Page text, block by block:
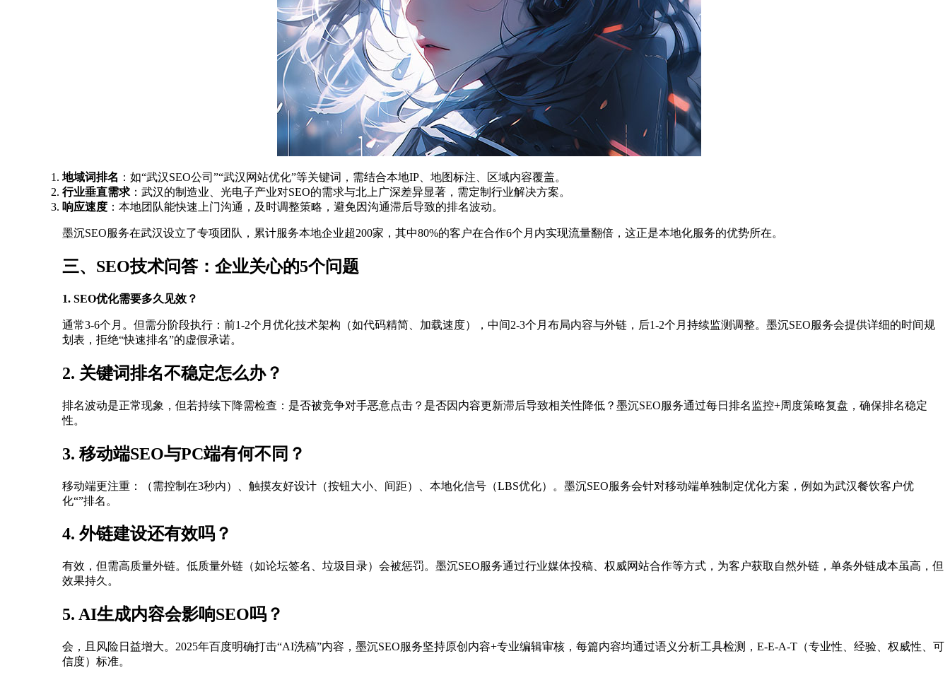
地域词排名 ：如“武汉SEO公司”“武汉网站优化”等关键词，需结合本地IP、地图标注、区域内容覆盖。
行业垂直需求 ：武汉的制造业、光电子产业对SEO的需求与北上广深差异显著，需定制行业解决方案。
响应速度 ：本地团队能快速上门沟通，及时调整策略，避免因沟通滞后导致的排名波动。
墨沉SEO服务在武汉设立了专项团队，累计服务本地企业超200家，其中80%的客户在合作6个月内实现流量翻倍，这正是本地化服务的优势所在。
三、SEO技术问答：企业关心的5个问题
1. SEO优化需要多久见效？
通常3-6个月。但需分阶段执行：前1-2个月优化技术架构（如代码精简、加载速度），中间2-3个月布局内容与外链，后1-2个月持续监测调整。墨沉SEO服务会提供详细的时间规
划表，拒绝“快速排名”的虚假承诺。
2. 关键词排名不稳定怎么办？
排名波动是正常现象，但若持续下降需检查：是否被竞争对手恶意点击？是否因内容更新滞后导致相关性降低？墨沉SEO服务通过每日排名监控+周度策略复盘，确保排名稳定
性。
3. 移动端SEO与PC端有何不同？
移动端更注重：（需控制在3秒内）、触摸友好设计（按钮大小、间距）、本地化信号（LBS优化）。墨沉SEO服务会针对移动端单独制定优化方案，例如为武汉餐饮客户优
化“”排名。
4. 外链建设还有效吗？
有效，但需高质量外链。低质量外链（如论坛签名、垃圾目录）会被惩罚。墨沉SEO服务通过行业媒体投稿、权威网站合作等方式，为客户获取自然外链，单条外链成本虽高，但
效果持久。
5. AI生成内容会影响SEO吗？
会，且风险日益增大。2025年百度明确打击“AI洗稿”内容，墨沉SEO服务坚持原创内容+专业编辑审核，每篇内容均通过语义分析工具检测，E-E-A-T（专业性、经验、权威性、可
信度）标准。